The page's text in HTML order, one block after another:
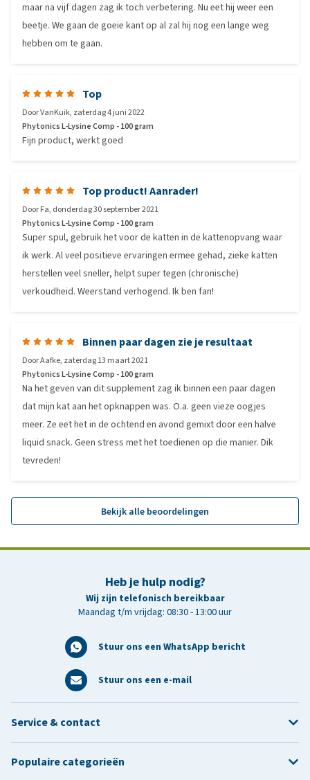
maar na vijf dagen zag ik toch verbetering. Nu eet hij weer een
beetje. We gaan de goeie kant op al zal hij nog een lange weg
hebben om te gaan.
Top
DoorVanKuik, zaterdag 4 juni 2022
Phytonics L-Lysine Comp - 100 gram
Fijn product, werkt goed
Top product! Aanrader!
DoorFa, donderdag 30 september 2021
Phytonics L-Lysine Comp - 100 gram
Super spul, gebruik het voor de katten in de kattenopvang waar
ik werk. Al veel positieve ervaringen ermee gehad, zieke katten
herstellen veel sneller, helpt super tegen (chronische)
verkoudheid. Weerstand verhogend. Ik ben fan!
Binnen paar dagen zie je resultaat
DoorAafke, zaterdag 13 maart 2021
Phytonics L-Lysine Comp - 100 gram
Na het geven van dit supplement zag ik binnen een paar dagen
dat mijn kat aan het opknappen was. O.a. geen vieze oogjes
meer. Ze eet het in de ochtend en avond gemixt door een halve
liquid snack. Geen stress met het toedienen op die manier. Dik
tevreden!
Bekijk alle beoordelingen
Heb je hulp nodig?
Wij zijn telefonisch bereikbaar
Maandag t/m vrijdag: 08:30 - 13:00 uur
Stuur ons een WhatsApp bericht
Stuur ons een e-mail
Service & contact
Populaire categorieën